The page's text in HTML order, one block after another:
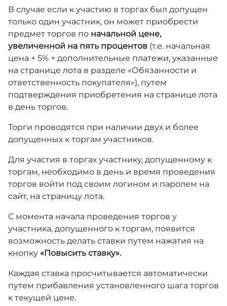
В случае если к участию в торгах был допущен
только один участник, он может приобрести
предмет торгов по начальной цене,
увеличенной на пять процентов (т.е. начальная
цена + 5% + дополнительные платежи, указанные
на странице лота в разделе «Обязанности и
ответственность покупателя»), путем
подтверждения приобретения на странице лота
в день торгов.
Торги проводятся при наличии двух и более
допущенных к торгам участников.
Для участия в торгах участнику, допущенному к
торгам, необходимо в день и время проведения
торгов войти под своим логином и паролем на
сайт, на страницу лота.
С момента начала проведения торгов у
участника, допущенного к торгам, появится
возможность делать ставки путем нажатия на
кнопку «Повысить ставку».
Каждая ставка просчитывается автоматически
путем прибавления установленного шага торгов
к текущей цене.